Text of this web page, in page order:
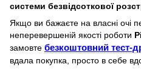
системи безвідсоткової
Якщо ви бажаєте на власні очі
неперевершеній якості роботи
замовте безкоштовний тест-
вдала покупка, просто в себе